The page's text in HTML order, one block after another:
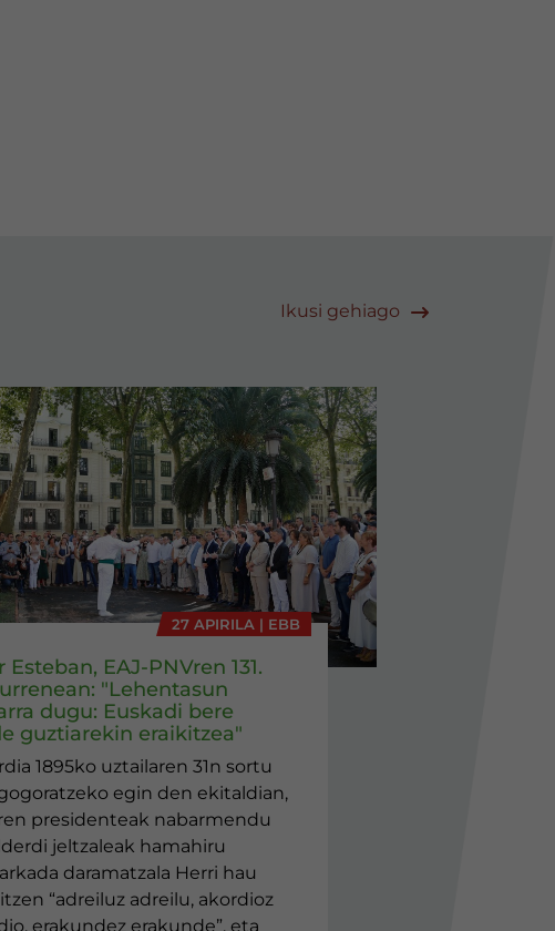
Ikusi gehiago
27 APIRILA | EBB
Esteban, EAJ-PNVren 131.
"Lehentasun
dugu: Euskadi bere
guztiarekin eraikitzea"
1895ko uztailaren 31n sortu
egin den ekitaldian,
presidenteak nabarmendu
jeltzaleak hamahiru
daramatzala Herri hau
“adreiluz adreilu, akordioz
erakundez erakunde”, eta